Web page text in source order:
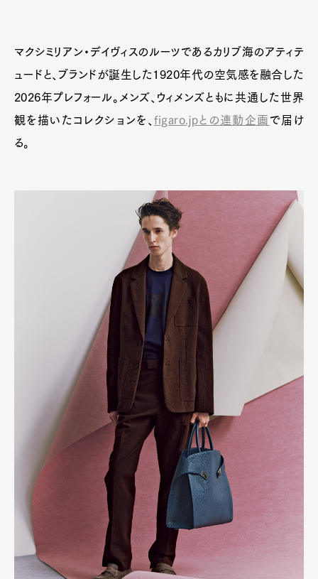
マクシミリアン・デイヴィスのルーツであるカリブ海のアティテ
ュードと、ブランドが誕生した1920年代の空気感を融合した
2026年プレフォール。メンズ、ウィメンズともに共通した世界
観を描いたコレクションを、figaro.jpとの連動企画 で届け
る。